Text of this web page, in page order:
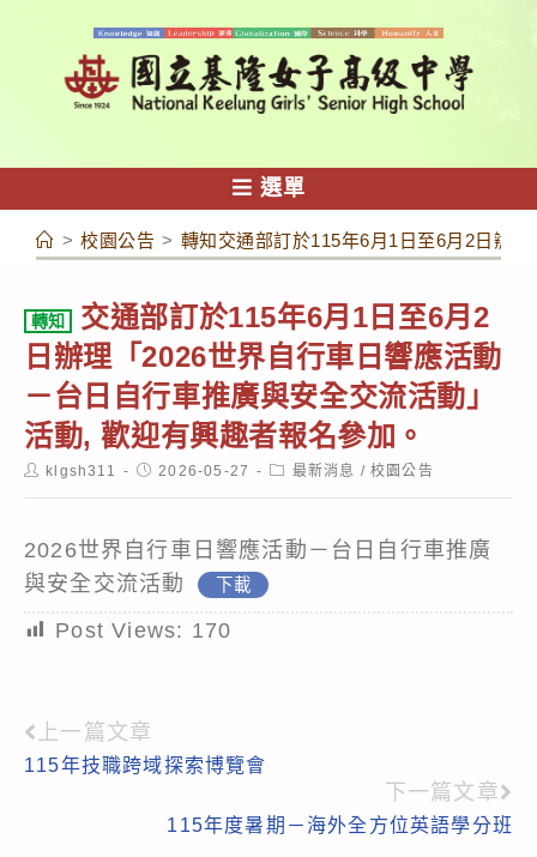
容
選單
> 校園公告 > 轉知交通部訂於115年6月1日至6月2日辦
轉知
交通部訂於115年6月1日至6月2
日辦理「2026世界自行車日響應活動
－台日自行車推廣與安全交流活動」
活動, 歡迎有興趣者報名參加。
Postklgsh311
Post2026-05-27
Post最新消息 / 校園公告
2026世界自行車日響應活動－台日自行車推廣
與安全交流活動
下載
Post Views: 170
Read
more
上一篇文章
115年技職跨域探索博覽會
下一篇文章
115年度暑期－海外全方位英語學分班